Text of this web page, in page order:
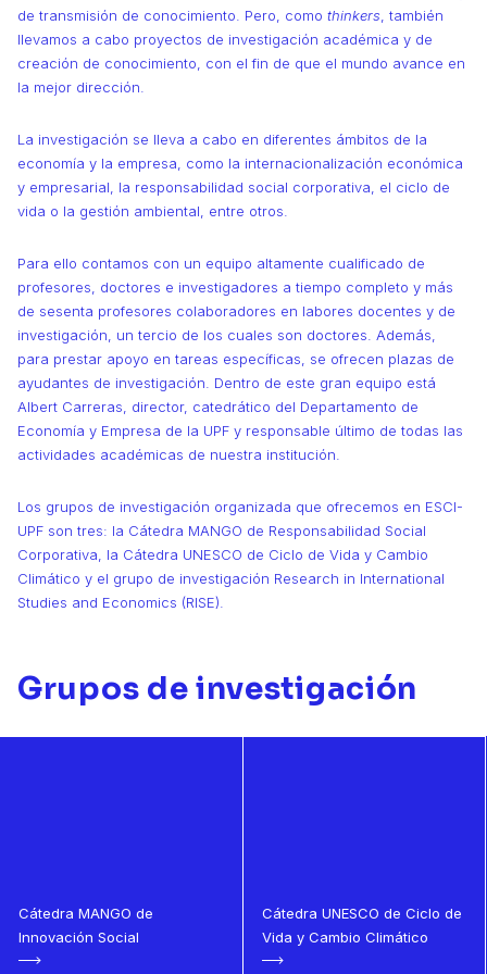
de transmisión de conocimiento. Pero, como thinkers , también
llevamos a cabo proyectos de investigación académica y de
creación de conocimiento, con el fin de que el mundo avance en
la mejor dirección.
La investigación se lleva a cabo en diferentes ámbitos de la
economía y la empresa, como la internacionalización económica
y empresarial, la responsabilidad social corporativa, el ciclo de
vida o la gestión ambiental, entre otros.
Para ello contamos con un equipo altamente cualificado de
profesores, doctores e investigadores a tiempo completo y más
de sesenta profesores colaboradores en labores docentes y de
investigación, un tercio de los cuales son doctores. Además,
para prestar apoyo en tareas específicas, se ofrecen plazas de
ayudantes de investigación. Dentro de este gran equipo está
Albert Carreras, director, catedrático del Departamento de
Economía y Empresa de la UPF y responsable último de todas las
actividades académicas de nuestra institución.
Los grupos de investigación organizada que ofrecemos en ESCI-
UPF son tres: la Cátedra MANGO de Responsabilidad Social
Corporativa, la Cátedra UNESCO de Ciclo de Vida y Cambio
Climático y el grupo de investigación Research in International
Studies and Economics (RISE).
Grupos de investigación
Cátedra MANGO de
Innovación Social
Cátedra UNESCO de Ciclo de
Vida y Cambio Climático